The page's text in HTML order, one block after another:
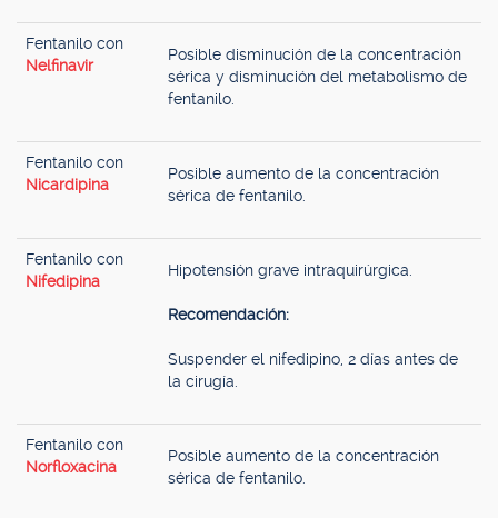
Fentanilo con
Nelfinavir
Posible disminución de la concentración
sérica y disminución del metabolismo de
fentanilo.
Fentanilo con
Nicardipina
Posible aumento de la concentración
sérica de fentanilo.
Fentanilo con
Nifedipina
Hipotensión grave intraquirúrgica.
Recomendación:
Suspender el nifedipino, 2 días antes de
la cirugía.
Fentanilo con
Norfloxacina
Posible aumento de la concentración
sérica de fentanilo.